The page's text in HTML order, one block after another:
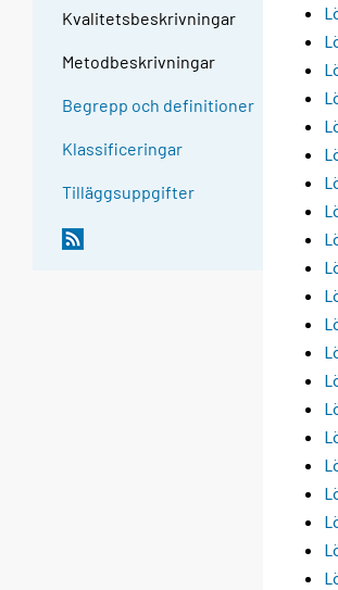
Kvalitetsbeskrivningar
Metodbeskrivningar
Begrepp och definitioner
Klassificeringar
Tilläggsuppgifter